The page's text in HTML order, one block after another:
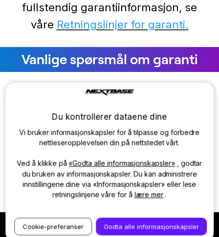
fullstendig garantiinformasjon, se
våre Retningslinjer for garanti.
Vanlige spørsmål om garanti
Hvor lang er garantiperioden?
+ Hvordan kontakter jeg dere for å fremme
et krav?
Du kontrollerer dataene dine
Vi bruker informasjonskapsler for å tilpasse og forbedre
nettleseropplevelsen din på nettstedet vårt.
Ved å klikke på «Godta alle informasjonskapsler» , godtar
du bruken av informasjonskapsler. Du kan administrere
innstillingene dine via «Informasjonskapsler» eller lese
retningslinjene våre for ålære mer.
Cookie-preferanser Godta alle informasjonskapsler